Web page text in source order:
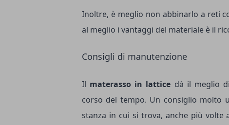
Inoltre, è meglio non abbinarlo a reti
al meglio i vantaggi del materiale è il
Consigli di manutenzione
Il materasso in lattice dà il meglio
corso del tempo. Un consiglio molto
stanza in cui si trova, anche più volte